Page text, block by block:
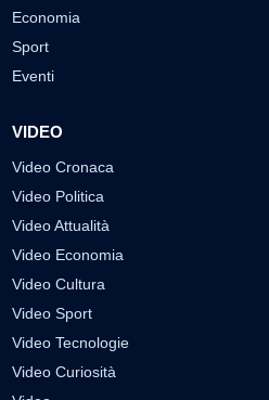
Economia
Sport
Eventi
VIDEO
Video Cronaca
Video Politica
Video Attualità
Video Economia
Video Cultura
Video Sport
Video Tecnologie
Video Curiosità